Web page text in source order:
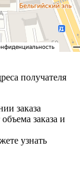
получателя
заказа
заказа и
узнать